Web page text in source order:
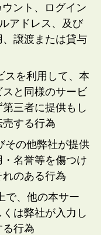
ウント、ログイン
アドレス、及び
、譲渡または貸与
スを利用して、本
と同様のサービ
三者に提供もし
売する行為
その他弊社が提供
名誉等を傷つけ
のある行為
で、他の本サー
は弊社が入力し
行為